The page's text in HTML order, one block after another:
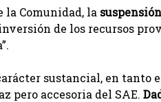
la Comunidad, la
de los recursos
sustancial, en tanto
pero accesoria del SAE.